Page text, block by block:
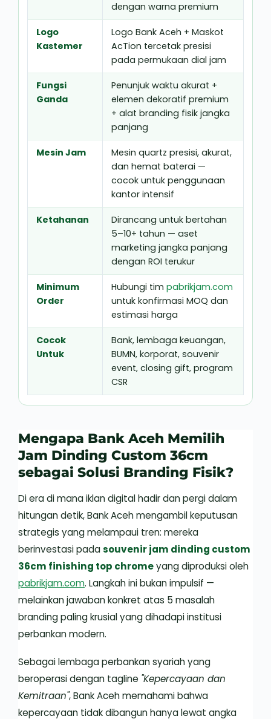
dengan warna premium
Logo
Kastemer
Logo Bank Aceh + Maskot
AcTion tercetak presisi
pada permukaan dial jam
Fungsi
Ganda
Penunjuk waktu akurat +
elemen dekoratif premium
+ alat branding fisik jangka
panjang
Mesin Jam
Mesin quartz presisi, akurat,
dan hemat baterai —
cocok untuk penggunaan
kantor intensif
Ketahanan
Dirancang untuk bertahan
5–10+ tahun — aset
marketing jangka panjang
dengan ROI terukur
Minimum
Order
Hubungi tim pabrikjam.com
untuk konfirmasi MOQ dan
estimasi harga
Cocok
Untuk
Bank, lembaga keuangan,
BUMN, korporat, souvenir
event, closing gift, program
CSR
Mengapa Bank Aceh Memilih
Jam Dinding Custom 36cm
sebagai Solusi Branding Fisik?
Di era di mana iklan digital hadir dan pergi dalam
hitungan detik, Bank Aceh mengambil keputusan
strategis yang melampaui tren: mereka
berinvestasi padasouvenir jam dinding custom
36cm finishing top chromeyang diproduksi oleh
pabrikjam.com. Langkah ini bukan impulsif —
melainkan jawaban konkret atas 5 masalah
branding paling krusial yang dihadapi institusi
perbankan modern.
Sebagai lembaga perbankan syariah yang
beroperasi dengan tagline "Kepercayaan dan
Kemitraan", Bank Aceh memahami bahwa
kepercayaan tidak dibangun hanya lewat angka